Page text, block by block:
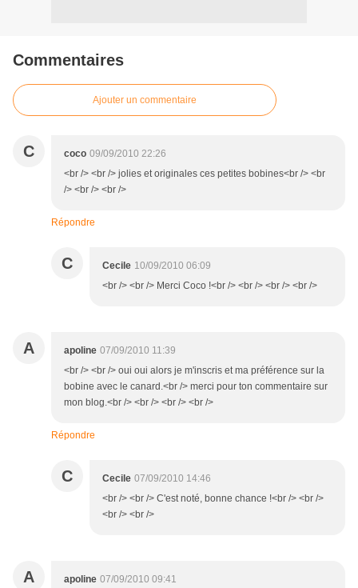
Commentaires
Ajouter un commentaire
C coco 09/09/2010 22:26
<br /> <br /> jolies et originales ces petites bobines<br /> <br
/> <br /> <br />
Répondre
C Cecile 10/09/2010 06:09
<br /> <br /> Merci Coco !<br /> <br /> <br /> <br />
A apoline 07/09/2010 11:39
<br /> <br /> oui oui alors je m'inscris et ma préférence sur la
bobine avec le canard.<br /> merci pour ton commentaire sur
mon blog.<br /> <br /> <br /> <br />
Répondre
C Cecile 07/09/2010 14:46
<br /> <br /> C'est noté, bonne chance !<br /> <br />
<br /> <br />
A apoline 07/09/2010 09:41